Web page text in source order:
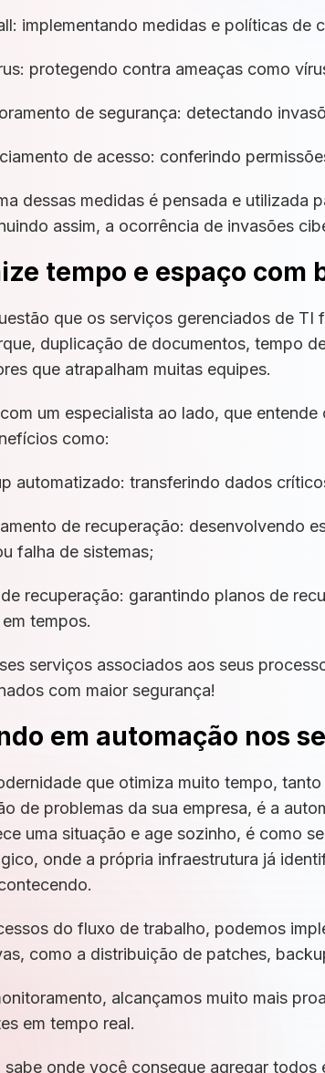
implementando medidas e políticas de
protegendo contra ameaças como
de segurança: detectando
de acesso: conferindo
dessas medidas é pensada e utilizada
assim, a ocorrência de invasões
tempo e espaço com
que os serviços gerenciados de
duplicação de documentos, tempo
que atrapalham muitas equipes.
um especialista ao lado, que
como:
automatizado: transferindo dados
de recuperação: desenvolvendo
falha de sistemas;
recuperação: garantindo planos de
tempos.
serviços associados aos seus
com maior segurança!
em automação nos
que otimiza muito tempo,
de problemas da sua empresa, é a
uma situação e age sozinho, é como
onde a própria infraestrutura já
do fluxo de trabalho, podemos
como a distribuição de patches,
alcançamos muito mais
em tempo real.
sabe onde você consegue agregar todos